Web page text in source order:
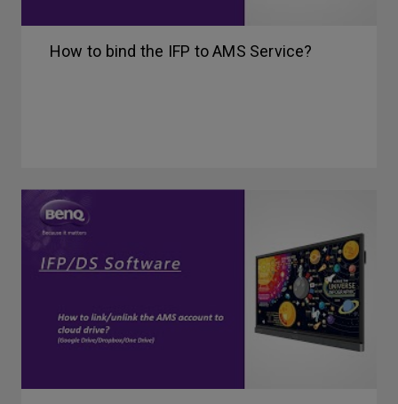
How to bind the IFP to AMS Service?